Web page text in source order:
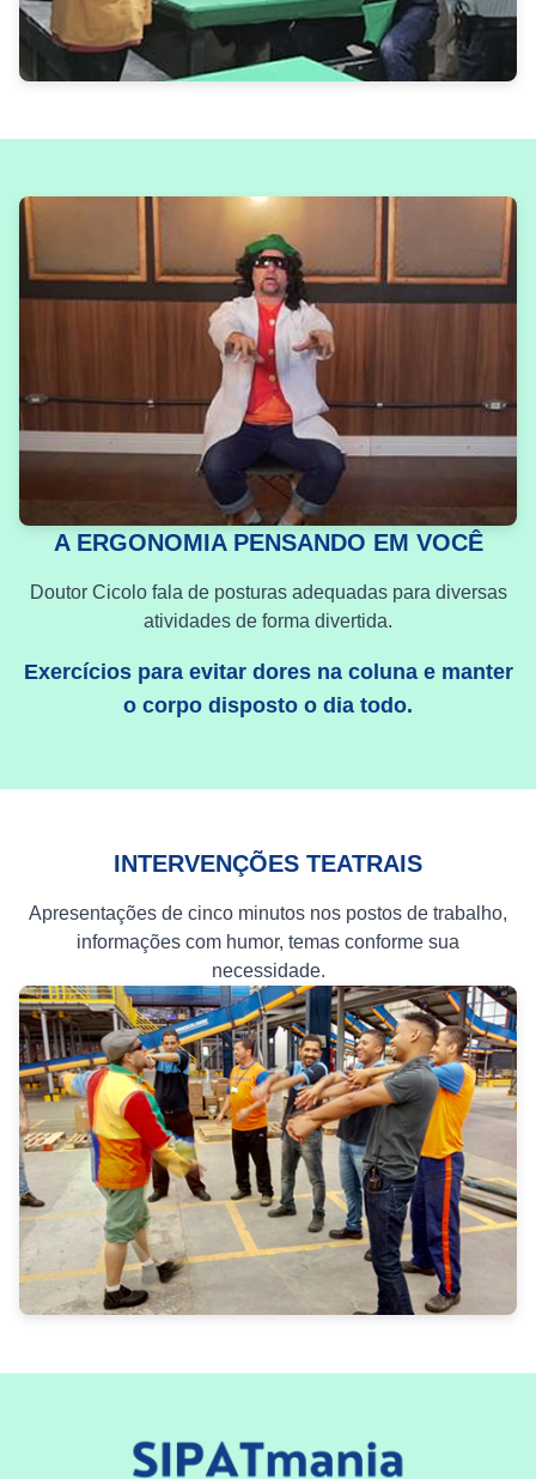
A ERGONOMIA PENSANDO EM VOCÊ
Doutor Cicolo fala de posturas adequadas para diversas
atividades de forma divertida.
Exercícios para evitar dores na coluna e manter
o corpo disposto o dia todo.
INTERVENÇÕES TEATRAIS
Apresentações de cinco minutos nos postos de trabalho,
informações com humor, temas conforme sua
necessidade.